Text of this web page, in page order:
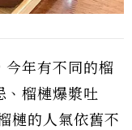
今年有不同的榴
、榴槤爆漿吐
槤的人氣依舊不